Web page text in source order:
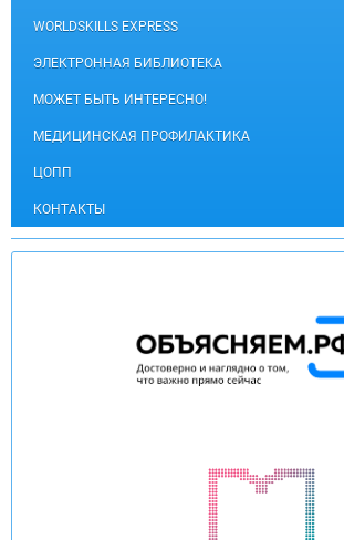
WORLDSKILLS EXPRESS
ЭЛЕКТРОННАЯ БИБЛИОТЕКА
МОЖЕТ БЫТЬ ИНТЕРЕСНО!
МЕДИЦИНСКАЯ ПРОФИЛАКТИКА
ЦОПП
КОНТАКТЫ